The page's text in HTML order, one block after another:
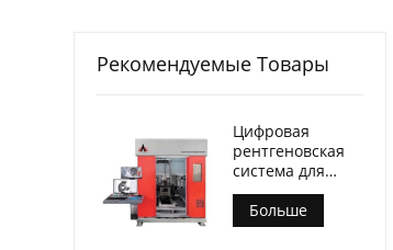
Рекомендуемые Товары
Цифровая
рентгеновская
система для
контроля литья
Больше